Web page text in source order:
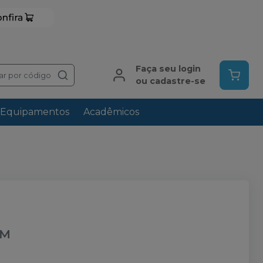
por código
Faça seu login
ou cadastre-se
Equipamentos Acadêmicos